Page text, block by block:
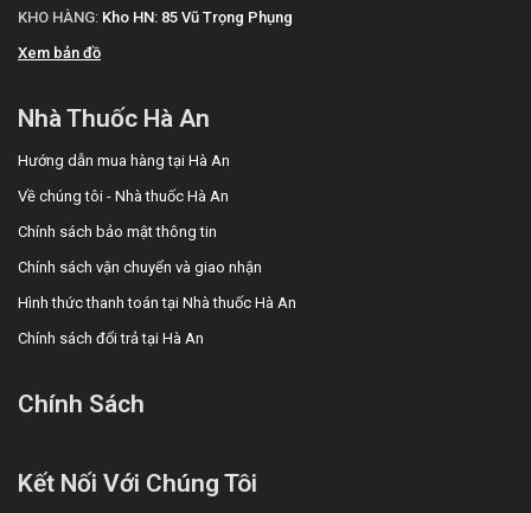
KHO HÀNG: Kho HN: 85 Vũ Trọng Phụng
Xem bản đồ
Nhà Thuốc Hà An
Hướng dẫn mua hàng tại Hà An
Về chúng tôi - Nhà thuốc Hà An
Chính sách bảo mật thông tin
Chính sách vận chuyển và giao nhận
Hình thức thanh toán tại Nhà thuốc Hà An
Chính sách đổi trả tại Hà An
Chính Sách
Kết Nối Với Chúng Tôi